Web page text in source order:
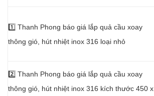
1️⃣ Thanh Phong báo giá lắp quả cầu xoay
thông gió, hút nhiệt inox 316 loại nhỏ
2️⃣ Thanh Phong báo giá lắp quả cầu xoay
thông gió, hút nhiệt inox 316 kích thước 450 x